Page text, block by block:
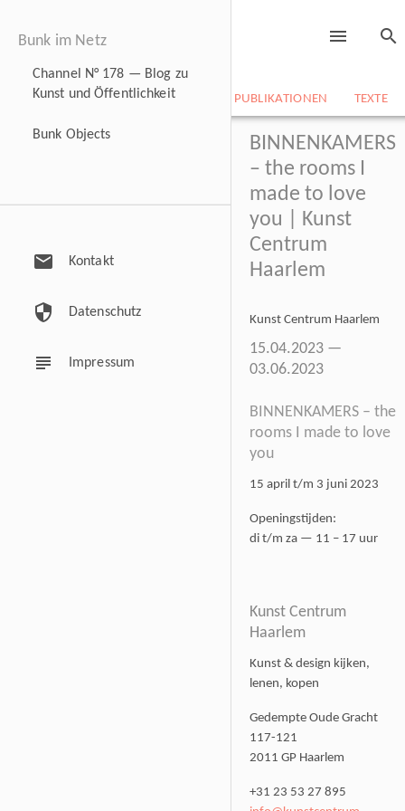
NEWS BILDARCHIV PUBLIKATIONEN TEXTE
menu search
Bunk im Netz
Channel N° 178 — Blog zu
Kunst und Öffentlichkeit
Bunk Objects
mail Kontakt
security Datenschutz
subject Impressum
BINNENKAMERS
– the rooms I
made to love
you | Kunst
Centrum
Haarlem
Kunst Centrum Haarlem
15.04.2023 —
03.06.2023
BINNENKAMERS – the
rooms I made to love
you
15 april t/m 3 juni 2023
Openingstijden:
di t/m za — 11 – 17 uur
Kunst Centrum
Haarlem
Kunst & design kijken,
lenen, kopen
Gedempte Oude Gracht
117-121
2011 GP Haarlem
+31 23 53 27 895